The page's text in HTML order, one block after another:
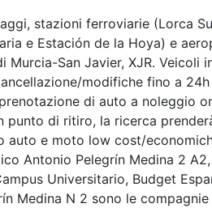
stazioni ferroviarie (Lorca
e Estación de la Hoya) e
San Javier, XJR. Veicoli
modifiche fino a 24h
di auto a noleggio
punto di ritiro, la ricerca
e moto low cost/
Antonio Pelegrín Medina 2
Universitario, Budget
Medina N 2 sono le compagnie